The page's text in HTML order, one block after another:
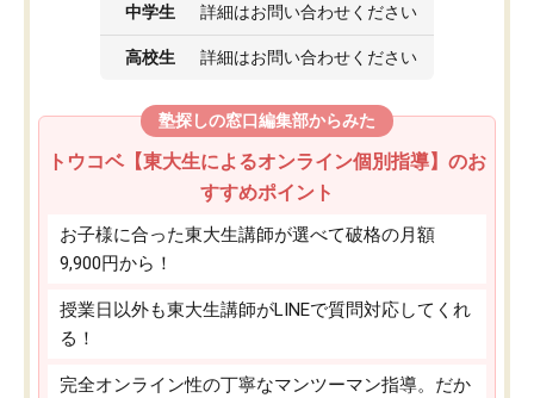
中学生 詳細はお問い合わせください
高校生 詳細はお問い合わせください
塾探しの窓口編集部からみた
トウコベ【東大生によるオンライン個別指導】のお
すすめポイント
お子様に合った東大生講師が選べて破格の月額
9,900円から！
授業日以外も東大生講師がLINEで質問対応してくれ
る！
完全オンライン性の丁寧なマンツーマン指導。だか